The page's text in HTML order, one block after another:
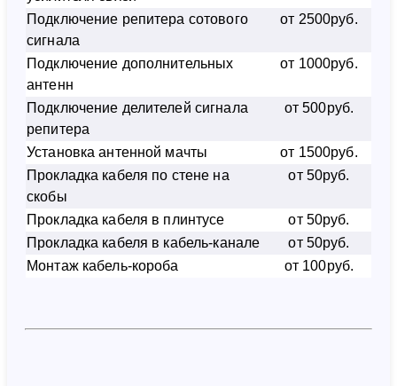
Подключение репитера сотового
сигнала
от 2500руб.
Подключение дополнительных
антенн
от 1000руб.
Подключение делителей сигнала
репитера
от 500руб.
Установка антенной мачты
от 1500руб.
Прокладка кабеля по стене на
скобы
от 50руб.
Прокладка кабеля в плинтусе
от 50руб.
Прокладка кабеля в кабель-канале
от 50руб.
Монтаж кабель-короба
от 100руб.